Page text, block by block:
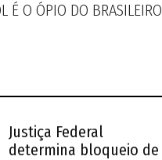
É O ÓPIO DO BRASILEIRO
Justiça Federal
determina bloqueio de